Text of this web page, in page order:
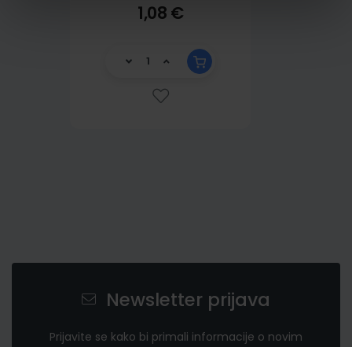
1,08 €
Newsletter prijava
Prijavite se kako bi primali informacije o novim